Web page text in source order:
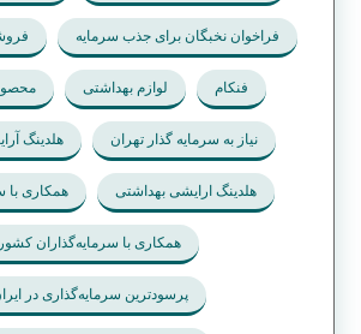
فراخوان نخبگان برای جذب سرمایه
فنکام لوازم بهداشتی
نیاز به سرمایه گذار تهران هلدینگ
هلدینگ ارایشی بهداشتی همکاری با
همکاری با سرمایه‌گذاران کشور
پرسودترین سرمایه‌گذاری در